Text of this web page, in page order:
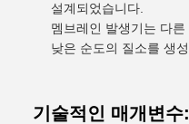
설계되었습니다.
멤브레인 발생기는 다
낮은 순도의 질소를 생
기술적인 매개변수: